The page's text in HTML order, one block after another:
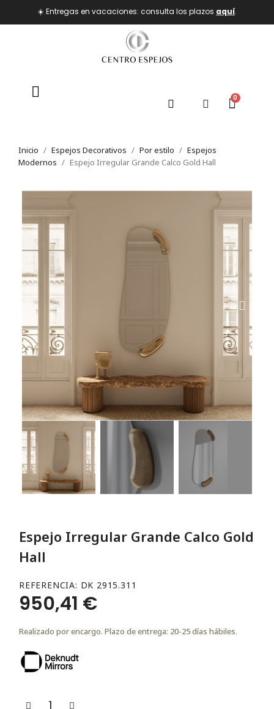
☀️ Entregas en vacaciones: consulta los plazos aquí.
Inicio Espejos Decorativos Por estilo
Espejos
Modernos
Espejo Irregular Grande Calco Gold Hall
Espejo Irregular Grande Calco Gold
Hall
REFERENCIA DK 2915.311
950,41 €
Realizado por encargo. Plazo de entrega: 20-25 días hábiles.